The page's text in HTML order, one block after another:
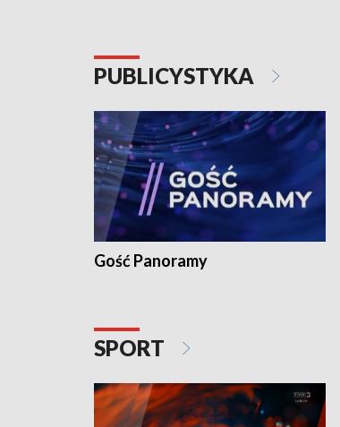
PUBLICYSTYKA
Gość Panoramy
SPORT